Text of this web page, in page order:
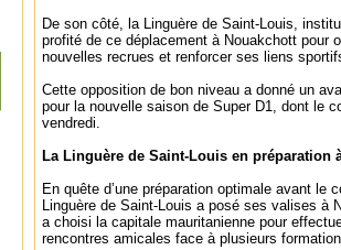
De son côté, la Linguère de Saint-Louis,
profité de ce déplacement à Nouakchott pour
nouvelles recrues et renforcer ses liens
Cette opposition de bon niveau a donné un
pour la nouvelle saison de Super D1, dont le
vendredi.
La Linguère de Saint-Louis en préparation
En quête d’une préparation optimale avant le
Linguère de Saint-Louis a posé ses valises à
a choisi la capitale mauritanienne pour
rencontres amicales face à plusieurs